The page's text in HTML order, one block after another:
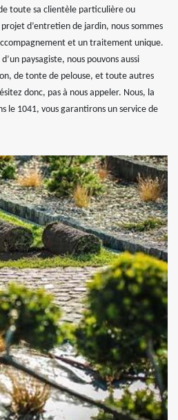
toute sa clientèle particulière ou
d’entretien de jardin, nous sommes
et un traitement unique.
paysagiste, nous pouvons aussi
de tonte de pelouse, et toute autres
donc, pas à nous appeler. Nous, la
le 1041, vous garantirons un service de